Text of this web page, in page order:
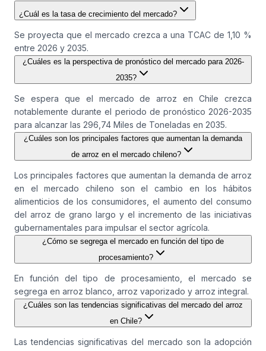
¿Cuál es la tasa de crecimiento del mercado?
Se proyecta que el mercado crezca a una TCAC de 1,10 %
entre 2026 y 2035.
¿Cuáles es la perspectiva de pronóstico del mercado para 2026-
2035?
Se espera que el mercado de arroz en Chile crezca
notablemente durante el periodo de pronóstico 2026-2035
para alcanzar las 296,74 Miles de Toneladas en 2035.
¿Cuáles son los principales factores que aumentan la demanda
de arroz en el mercado chileno?
Los principales factores que aumentan la demanda de arroz
en el mercado chileno son el cambio en los hábitos
alimenticios de los consumidores, el aumento del consumo
del arroz de grano largo y el incremento de las iniciativas
gubernamentales para impulsar el sector agrícola.
¿Cómo se segrega el mercado en función del tipo de
procesamiento?
En función del tipo de procesamiento, el mercado se
segrega en arroz blanco, arroz vaporizado y arroz integral.
¿Cuáles son las tendencias significativas del mercado del arroz
en Chile?
Las tendencias significativas del mercado son la adopción